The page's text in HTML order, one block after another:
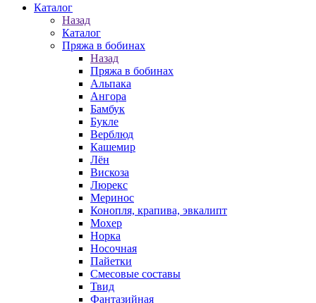
Каталог
Назад
Каталог
Пряжа в бобинах
Назад
Пряжа в бобинах
Альпака
Ангора
Бамбук
Букле
Верблюд
Кашемир
Лён
Вискоза
Люрекс
Меринос
Конопля, крапива, эвкалипт
Мохер
Норка
Носочная
Пайетки
Смесовые составы
Твид
Фантазийная